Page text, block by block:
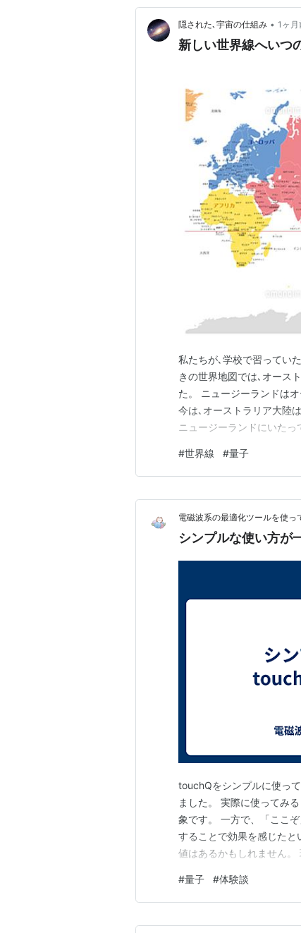
隠された､宇宙の仕組み • 1ヶ月
新しい世界線へいつ
私たちが､学校で習ってい
きの世界地図では､オース
た。 ニュージーランドは
今は､オーストラリア大陸
ニュージーランドにいたっ
では､世界地図は昔からこ
プアニューギニアから海
#世界線 #量子
電磁波系の最適化ツールを使っ
シンプルな使い方が
touchQをシンプルに使っ
ました。 実際に使ってみ
象です。 一方で、「ここ
することで効果を感じた
値はあるかもしれません。
たりの回数は、個人的には
というような場面では、9
#量子 #体験談